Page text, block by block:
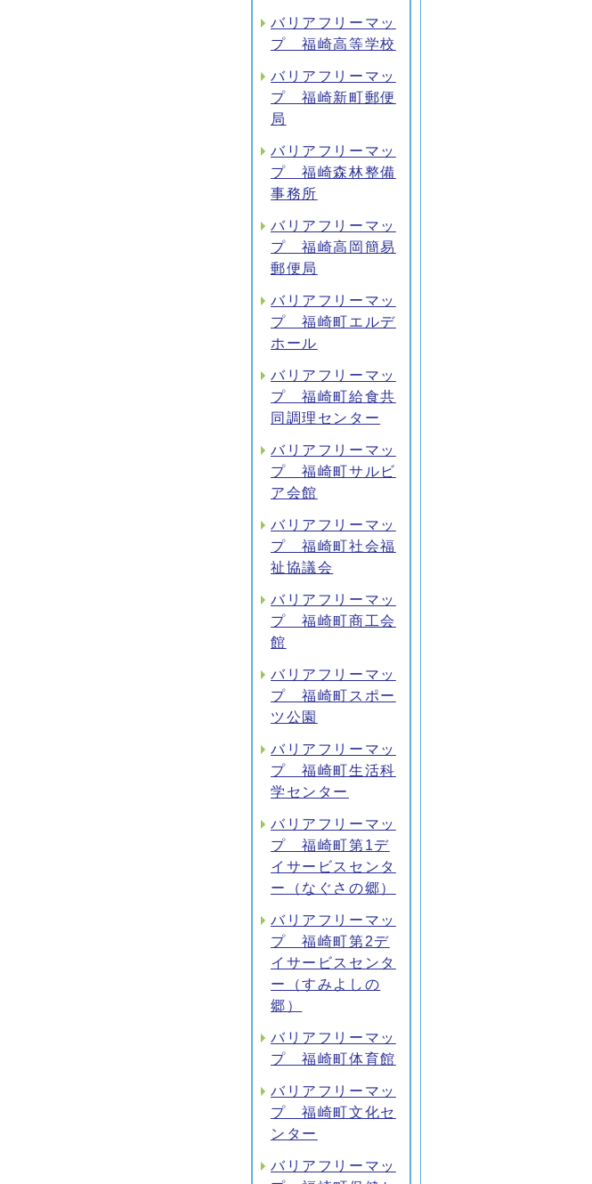
バリアフリーマッ
プ 福崎高等学校
バリアフリーマッ
プ 福崎新町郵便
局
バリアフリーマッ
プ 福崎森林整備
事務所
バリアフリーマッ
プ 福崎高岡簡易
郵便局
バリアフリーマッ
プ 福崎町エルデ
ホール
バリアフリーマッ
プ 福崎町給食共
同調理センター
バリアフリーマッ
プ 福崎町サルビ
ア会館
バリアフリーマッ
プ 福崎町社会福
祉協議会
バリアフリーマッ
プ 福崎町商工会
館
バリアフリーマッ
プ 福崎町スポー
ツ公園
バリアフリーマッ
プ 福崎町生活科
学センター
バリアフリーマッ
プ 福崎町第1デ
イサービスセンタ
ー（なぐさの郷）
バリアフリーマッ
プ 福崎町第2デ
イサービスセンタ
ー（すみよしの
郷）
バリアフリーマッ
プ 福崎町体育館
バリアフリーマッ
プ 福崎町文化セ
ンター
バリアフリーマッ